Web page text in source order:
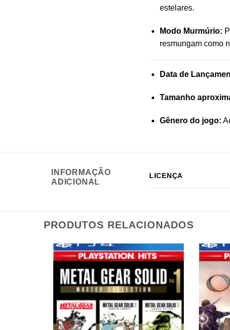
estelares.
Modo Murmúrio:
resmungam como
Data de
Tamanho
Gênero do jogo:
INFORMAÇÃO
ADICIONAL
LICENÇA
PRODUTOS RELACIONADOS